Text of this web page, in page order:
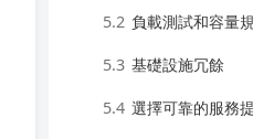
5.2 負載測試和容量
5.3 基礎設施冗餘
5.4 選擇可靠的服務